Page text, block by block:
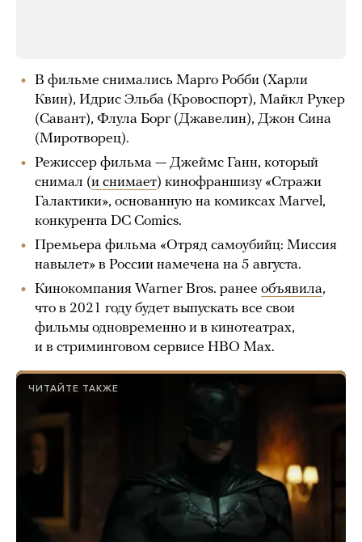
В фильме снимались Марго Робби (Харли
Квин), Идрис Эльба (Кровоспорт), Майкл Рукер
(Савант), Флула Борг (Джавелин), Джон Сина
(Миротворец).
Режиссер фильма — Джеймс Ганн, который
снимал (и снимает) кинофраншизу «Стражи
Галактики», основанную на комиксах Marvel,
конкурента DC Comics.
Премьера фильма «Отряд самоубийц: Миссия
навылет» в России намечена на 5 августа.
Кинокомпания Warner Bros. ранее объявила,
что в 2021 году будет выпускать все свои
фильмы одновременно и в кинотеатрах,
и в стриминговом сервисе HBO Max.
ЧИТАЙТЕ ТАКЖЕ